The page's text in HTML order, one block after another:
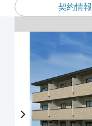
契約情報